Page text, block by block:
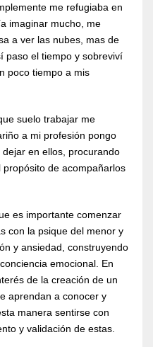
me refugiaba en
imaginar mucho, me
a ver las nubes, mas de
paso el tiempo y sobreviví
poco tiempo a mis
suelo trabajar me
a mi profesión pongo
en ellos, procurando
de acompañarlos
es importante comenzar
con la psique del menor y
y ansiedad, construyendo
emocional. En
de la creación de un
aprendan a conocer y
manera sentirse con
y validación de estas.